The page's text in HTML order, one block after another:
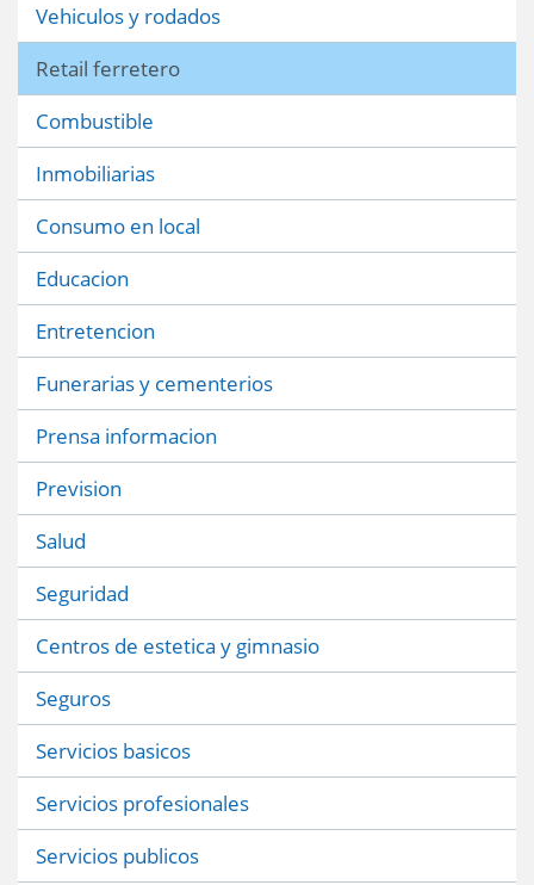
Vehiculos y rodados
Retail ferretero
Combustible
Inmobiliarias
Consumo en local
Educacion
Entretencion
Funerarias y cementerios
Prensa informacion
Prevision
Salud
Seguridad
Centros de estetica y gimnasio
Seguros
Servicios basicos
Servicios profesionales
Servicios publicos